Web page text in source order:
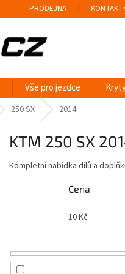
PRODEJNA
Vše pro jezdce
250 SX 2014
KTM 250 SX
Kompletní nabídka dílů a
Cena
10Kč